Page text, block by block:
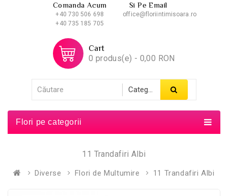
Comanda Acum
+40 730 506 698
+40 735 185 705
Si Pe Email
office@floriintimisoara.ro
Cart
0 produs(e) - 0,00 RON
Flori pe categorii
11 Trandafiri Albi
Diverse Flori de Multumire 11 Trandafiri Albi